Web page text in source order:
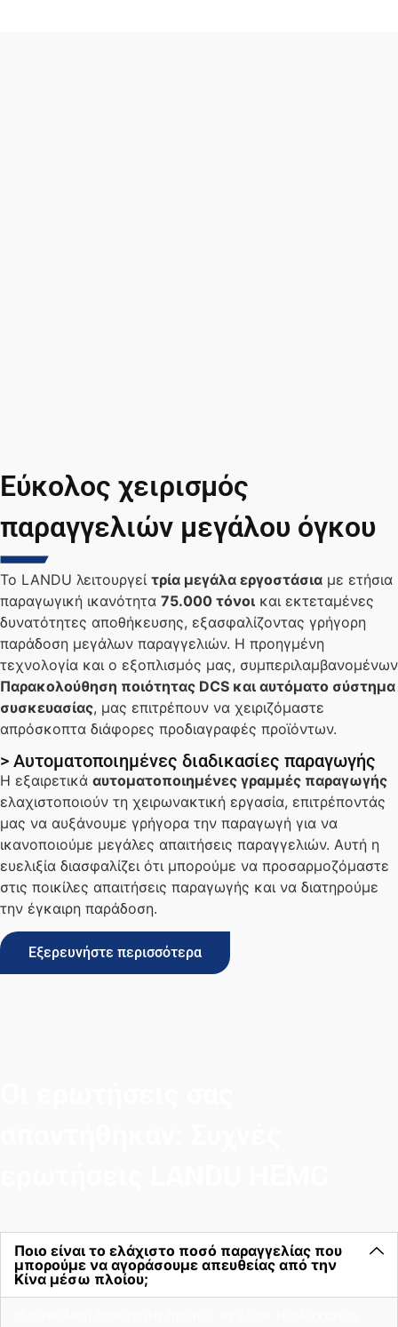
Εύκολος χειρισμός
παραγγελιών μεγάλου όγκου
Το LANDU λειτουργεί τρία μεγάλα εργοστάσια με ετήσια
παραγωγική ικανότητα 75.000 τόνοι και εκτεταμένες
δυνατότητες αποθήκευσης, εξασφαλίζοντας γρήγορη
παράδοση μεγάλων παραγγελιών. Η προηγμένη
τεχνολογία και ο εξοπλισμός μας, συμπεριλαμβανομένων
Παρακολούθηση ποιότητας DCS και αυτόματο σύστημα
συσκευασίας, μας επιτρέπουν να χειριζόμαστε
απρόσκοπτα διάφορες προδιαγραφές προϊόντων.
> Αυτοματοποιημένες διαδικασίες παραγωγής
Η εξαιρετικά αυτοματοποιημένες γραμμές παραγωγής
ελαχιστοποιούν τη χειρωνακτική εργασία, επιτρέποντάς
μας να αυξάνουμε γρήγορα την παραγωγή για να
ικανοποιούμε μεγάλες απαιτήσεις παραγγελιών. Αυτή η
ευελιξία διασφαλίζει ότι μπορούμε να προσαρμοζόμαστε
στις ποικίλες απαιτήσεις παραγωγής και να διατηρούμε
την έγκαιρη παράδοση.
Εξερευνήστε περισσότερα
Ποιο είναι το ελάχιστο ποσό παραγγελίας που
μπορούμε να αγοράσουμε απευθείας από την
Κίνα μέσω πλοίου;